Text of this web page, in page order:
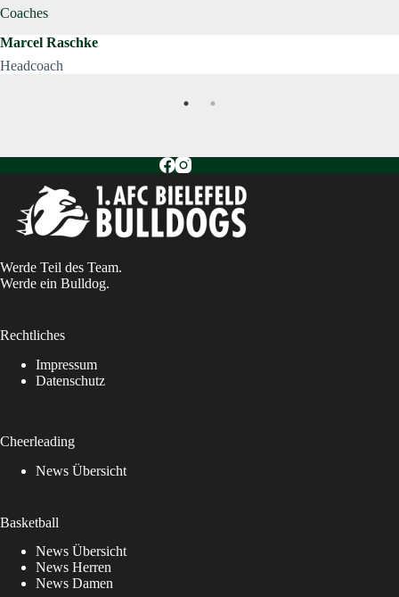
Coaches
Marcel Raschke
Headcoach
Werde Teil des Team.
Werde ein Bulldog.
Rechtliches
Impressum
Datenschutz
Cheerleading
News Übersicht
Basketball
News Übersicht
News Herren
News Damen